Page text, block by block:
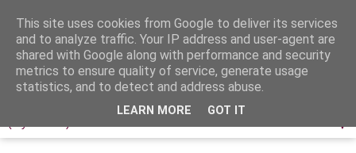
Löpning & Livet
Mitt liv, mina tankar & min träning
▼
This site uses cookies from Google to deliver its services
and to analyze traffic. Your IP address and user-agent are
shared with Google along with performance and security
metrics to ensure quality of service, generate usage
statistics, and to detect and address abuse.
LEARN MORE GOT IT